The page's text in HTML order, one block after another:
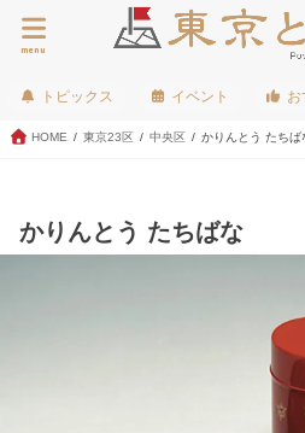
menu
トピックス イベント お
HOME 東京23区 中央区 かりんとう たちば
かりんとう たちばな